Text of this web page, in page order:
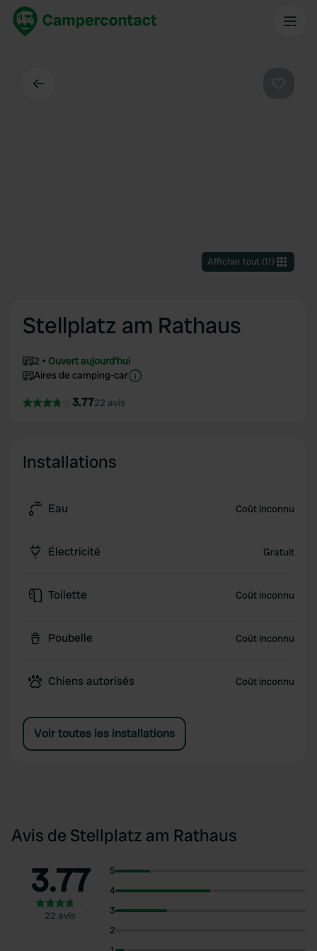
Afficher tout(11)
Stellplatz am Rathaus
2
Ouvert aujourd'hui
Aires de camping-car
3.7722 avis
Installations
Eau Coût inconnu
Électricité Gratuit
Toilette Coût inconnu
Poubelle Coût inconnu
Chiens autorisés Coût inconnu
Voir toutes les installations
Avis de Stellplatz am Rathaus
3.77
22 avis
5
4
3
2